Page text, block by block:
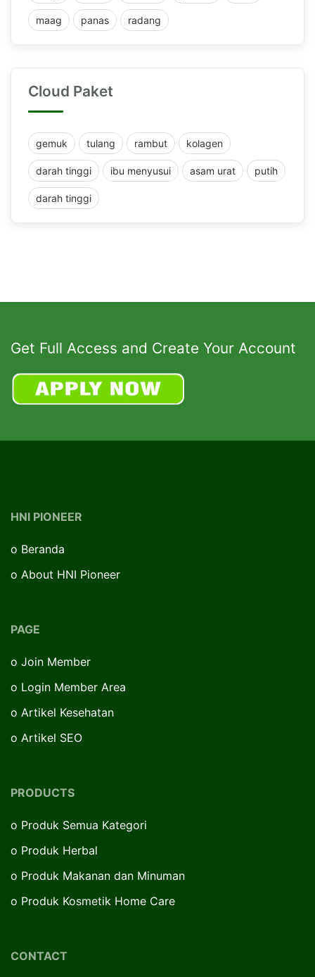
maag panas radang
Cloud Paket
gemuk tulang rambut kolagen
darah tinggi ibu menyusui asam urat putih
darah tinggi
Get Full Access and Create Your Account
HNI PIONEER
o Beranda
o About HNI Pioneer
PAGE
o Join Member
o Login Member Area
o Artikel Kesehatan
o Artikel SEO
PRODUCTS
o Produk Semua Kategori
o Produk Herbal
o Produk Makanan dan Minuman
o Produk Kosmetik Home Care
CONTACT